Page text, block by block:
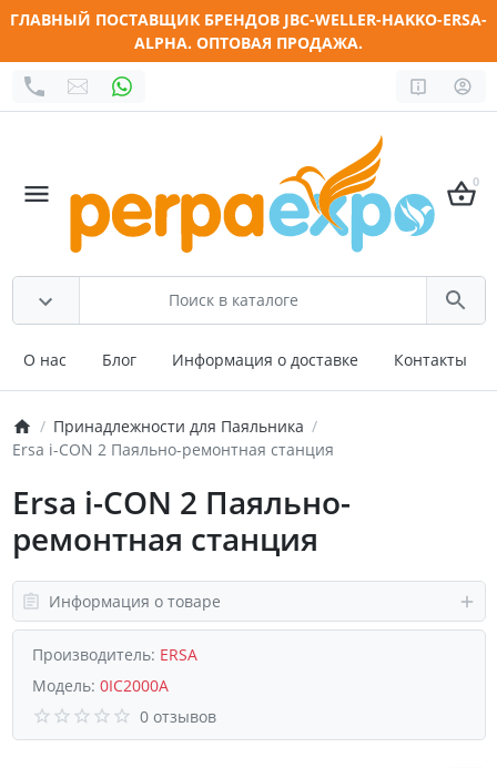
ГЛАВНЫЙ ПОСТАВЩИК БРЕНДОВ JBC-WELLER-HAKKO-ERSA-
ALPHA. ОПТОВАЯ ПРОДАЖА.
0
О нас Блог Информация о доставке Контакты
Принадлежности для Паяльника
Ersa i-CON 2 Паяльно-ремонтная станция
Ersa i-CON 2 Паяльно-
ремонтная станция
Информация о товаре
Производитель: ERSA
Модель: 0IC2000A
0 отзывов